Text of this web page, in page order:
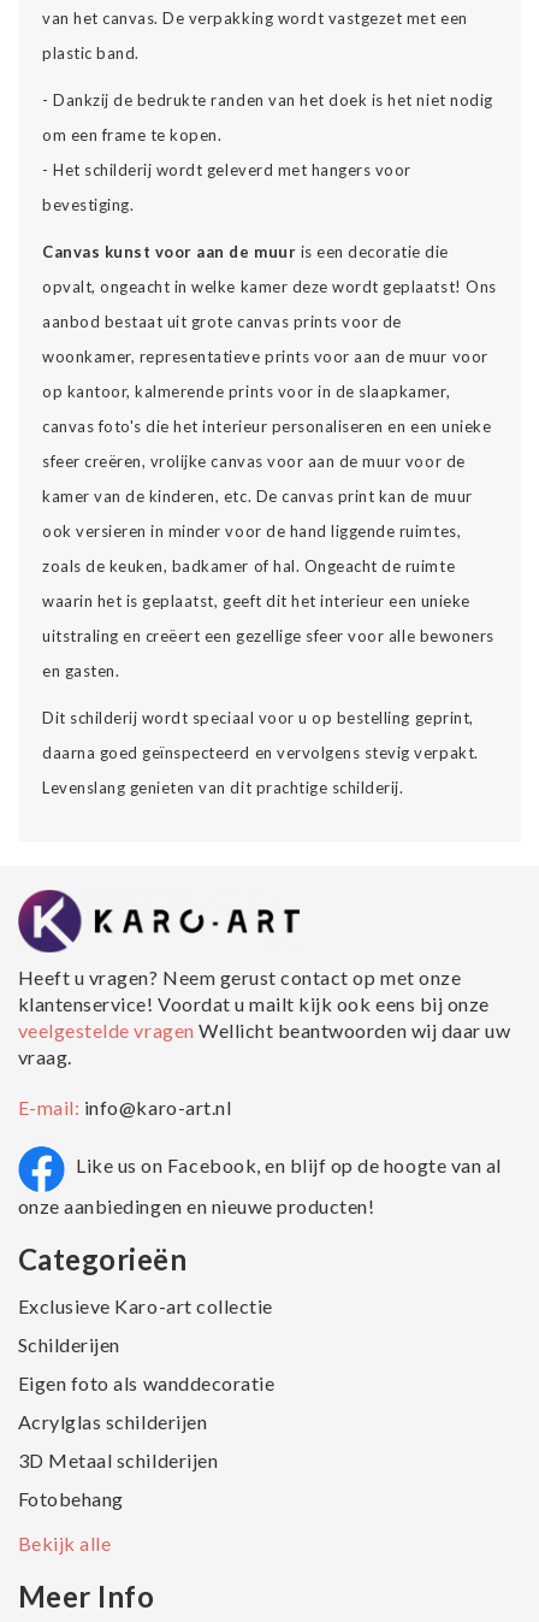
van het canvas. De verpakking wordt vastgezet met een
plastic band.
- Dankzij de bedrukte randen van het doek is het niet nodig
om een frame te kopen.
- Het schilderij wordt geleverd met hangers voor
bevestiging.
Canvas kunst voor aan de muur is een decoratie die
opvalt, ongeacht in welke kamer deze wordt geplaatst! Ons
aanbod bestaat uit grote canvas prints voor de
woonkamer, representatieve prints voor aan de muur voor
op kantoor, kalmerende prints voor in de slaapkamer,
canvas foto's die het interieur personaliseren en een unieke
sfeer creëren, vrolijke canvas voor aan de muur voor de
kamer van de kinderen, etc. De canvas print kan de muur
ook versieren in minder voor de hand liggende ruimtes,
zoals de keuken, badkamer of hal. Ongeacht de ruimte
waarin het is geplaatst, geeft dit het interieur een unieke
uitstraling en creëert een gezellige sfeer voor alle bewoners
en gasten.
Dit schilderij wordt speciaal voor u op bestelling geprint,
daarna goed geïnspecteerd en vervolgens stevig verpakt.
Levenslang genieten van dit prachtige schilderij.
Heeft u vragen? Neem gerust contact op met onze
klantenservice! Voordat u mailt kijk ook eens bij onze
veelgestelde vragenWellicht beantwoorden wij daar uw
vraag.
E-mail: info@karo-art.nl
Like us on Facebook, en blijf op de hoogte van al
onze aanbiedingen en nieuwe producten!
Categorieën
Exclusieve Karo-art collectie
Schilderijen
Eigen foto als wanddecoratie
Acrylglas schilderijen
3D Metaal schilderijen
Fotobehang
Bekijk alle
Meer Info